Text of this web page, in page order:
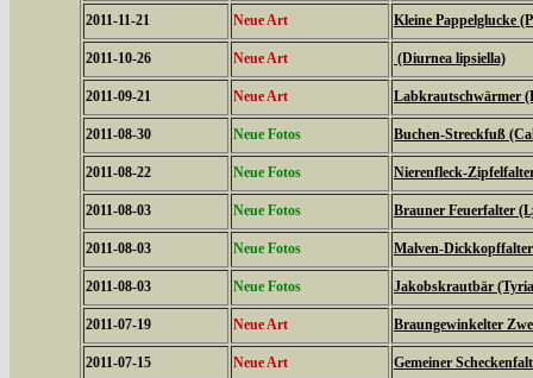
2011-11-21 Neue Art Kleine Pappelglucke
2011-10-26 Neue Art (Diurnea lipsiella)
2011-09-21 Neue Art Labkrautschwärmer
2011-08-30 Neue Fotos Buchen-Streckfuß
2011-08-22 Neue Fotos Nierenfleck-
2011-08-03 Neue Fotos Brauner Feuerfalter
2011-08-03 Neue Fotos Malven-
2011-08-03 Neue Fotos Jakobskrautbär (Tyria
2011-07-19 Neue Art Braungewinkelter
2011-07-15 Neue Art Gemeiner